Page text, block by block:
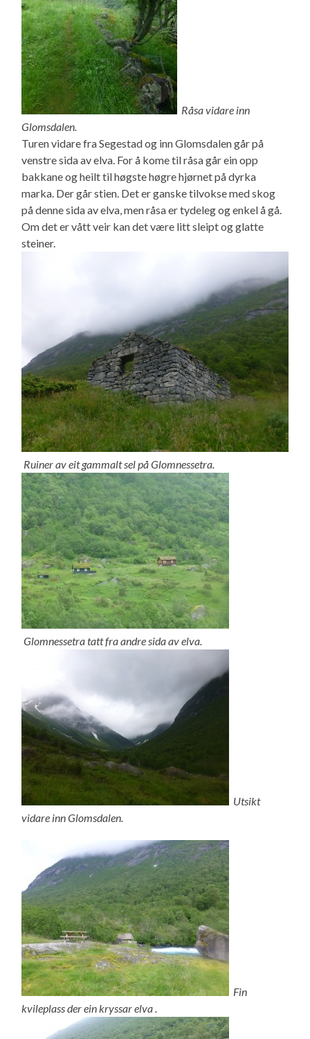
Råsa vidare inn
Glomsdalen.
Turen vidare fra Segestad og inn Glomsdalen går på
venstre sida av elva. For å kome til råsa går ein opp
bakkane og heilt til høgste høgre hjørnet på dyrka
marka. Der går stien. Det er ganske tilvokse med skog
på denne sida av elva, men råsa er tydeleg og enkel å gå.
Om det er vått veir kan det være litt sleipt og glatte
steiner.
Ruiner av eit gammalt sel på Glomnessetra.
Glomnessetra tatt fra andre sida av elva.
Utsikt
vidare inn Glomsdalen.
Fin
kvileplass der ein kryssar elva .